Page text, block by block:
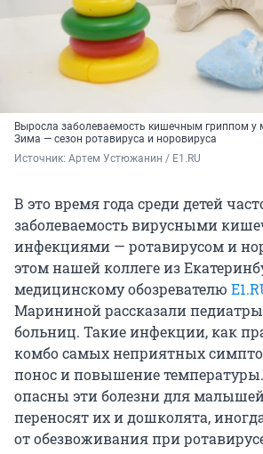
Выросла заболеваемость кишечным гриппом у
Зима — сезон ротавируса и норовируса
Источник: Артем Устюжанин / E1.RU
В это время года среди детей
заболеваемость вирусными
инфекциями — ротавирусом и
этом нашей коллеге из
медицинскому обозревателю
Марининой рассказали
больниц. Такие инфекции, как
комбо самых неприятных
понос и повышение
опасны эти болезни для
переносят их и дошколята,
от обезвоживания при